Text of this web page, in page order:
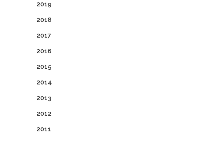
2019
2018
2017
2016
2015
2014
2013
2012
2011